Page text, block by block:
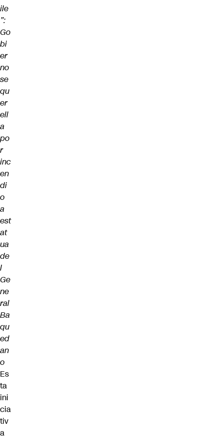
ile
”:
Go
bi
er
no
se
qu
er
ell
a
po
r
inc
en
di
o
a
est
at
ua
de
l
Ge
ne
ral
Ba
qu
ed
an
o
Es
ta
ini
cia
tiv
a